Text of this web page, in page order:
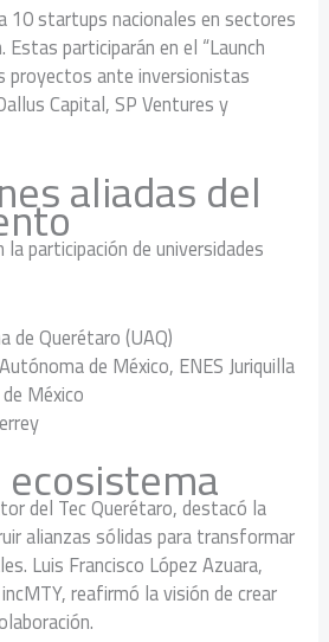
10 startups nacionales en sectores
Estas participarán en el “Launch
proyectos ante inversionistas
Capital, SP Ventures y
aliadas del
participación de universidades
de Querétaro (UAQ)
de México, ENES Juriquilla
México
del Tec Querétaro, destacó la
alianzas sólidas para transformar
Luis Francisco López Azuara,
reafirmó la visión de crear